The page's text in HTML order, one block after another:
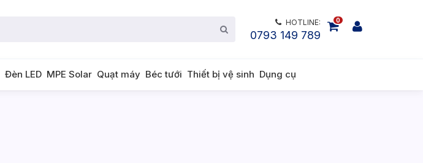
HOTLINE:
0793 149 789
0
Đèn LED MPE Solar Quạt máy Béc tưới Thiết bị vệ sinh Dụng cụ